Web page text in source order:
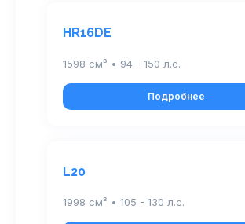
HR16DE
1598 см³ • 94 - 150 л.с.
Подробнее
L20
1998 см³ • 105 - 130 л.с.